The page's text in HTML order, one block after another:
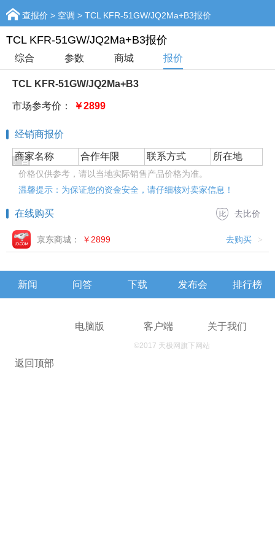
查报价 > 空调 > TCL KFR-51GW/JQ2Ma+B3报价
TCL KFR-51GW/JQ2Ma+B3报价
综合 参数 商城 报价
TCL KFR-51GW/JQ2Ma+B3
市场参考价： ￥2899
经销商报价
商家名称 合作年限 联系方式 所在地
价格仅供参考，请以当地实际销售产品价格为准。
温馨提示：为保证您的资金安全，请仔细核对卖家信息！
在线购买 去比价
京东商城： ￥2899 去购买 >
新闻 问答 下载 发布会 排行榜
电脑版
客户端 关于我们
返回顶部
©2017 天极网旗下网站